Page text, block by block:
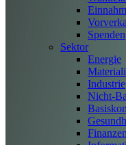
Spenden
Sektor
Energie
Industrie
Nicht-
Finanzen